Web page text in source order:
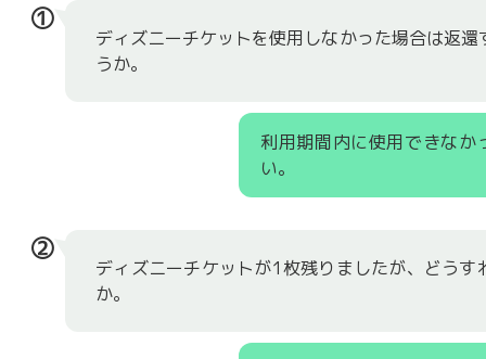
①
ディズニーチケットを使用しなかった場合は返還
うか。
利用期間内に使用できな
い。
②
ディズニーチケットが1枚残りましたが、どうす
か。